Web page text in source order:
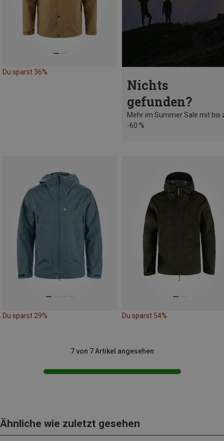
Du sparst 36%
Nichts
gefunden?
Mehr im Summer Sale mit bis
-60 %
Du sparst 29% Du sparst 54%
7 von 7 Artikel angesehen
Ähnliche wie zuletzt gesehen